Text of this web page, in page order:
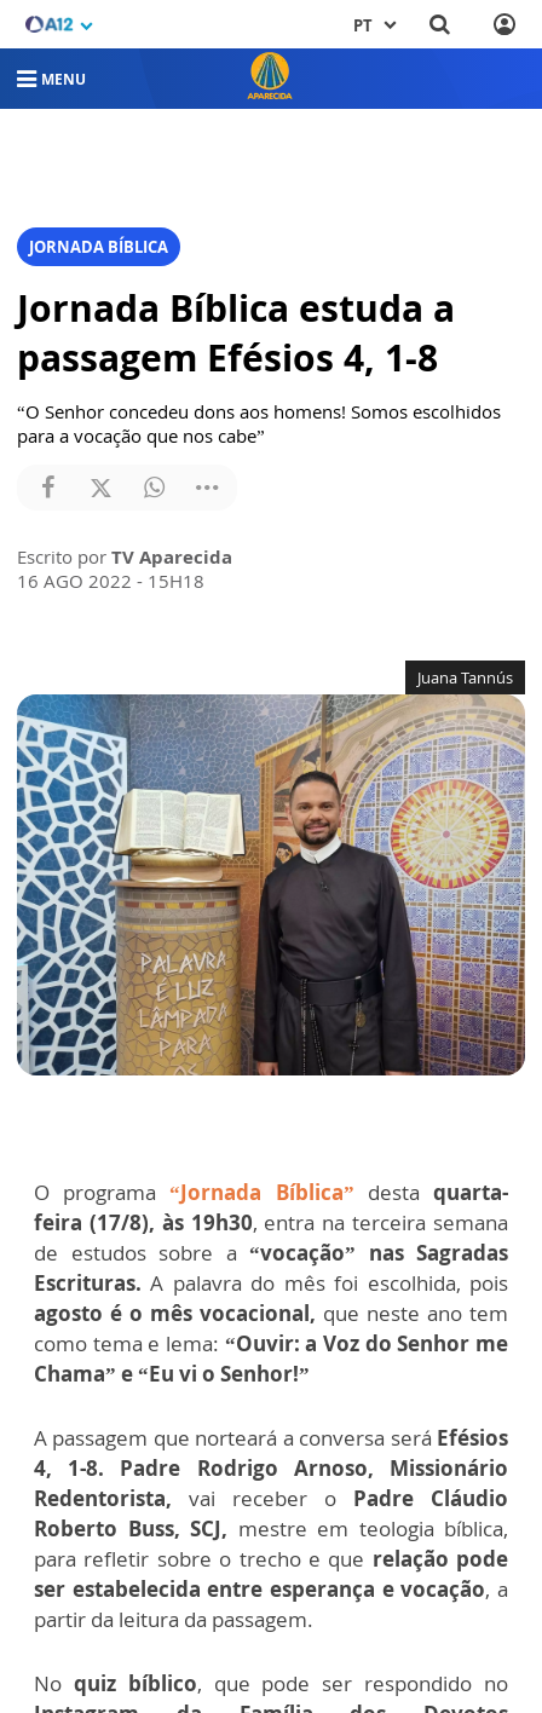
PT
MENU
JORNADA BÍBLICA
Jornada Bíblica estuda a
passagem Efésios 4, 1-8
“O Senhor concedeu dons aos homens! Somos escolhidos
para a vocação que nos cabe”
Escrito por TV Aparecida
16 AGO 2022 - 15H18
Juana Tannús
O programa“Jornada Bíblica” destaquarta-
feira (17/8), às 19h30, entra na terceira semana
de estudos sobre a “vocação” nas Sagradas
Escrituras. A palavra do mês foi escolhida, pois
agosto é o mês vocacional, que neste ano tem
como tema e lema: “Ouvir: a Voz do Senhor me
Chama” e “Eu vi o Senhor!”
A passagem que norteará a conversa será Efésios
4, 1-8. Padre Rodrigo Arnoso, Missionário
Redentorista, vai receber o Padre Cláudio
Roberto Buss, SCJ, mestre em teologia bíblica,
para refletir sobre o trecho e que relação pode
ser estabelecida entre esperança e vocação, a
partir da leitura da passagem.
No quiz bíblico, que pode ser respondido no